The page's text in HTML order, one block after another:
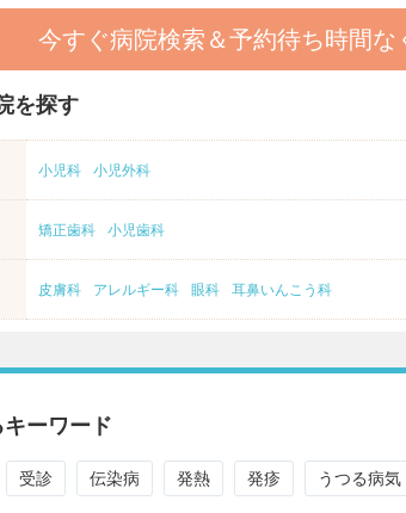
今すぐ病院検索＆予約待ち時間な
を探す
小児科 小児外科
矯正歯科 小児歯科
皮膚科 アレルギー科 眼科 耳鼻いんこう科
ーワード
受診 伝染病 発熱 発疹 うつる病気